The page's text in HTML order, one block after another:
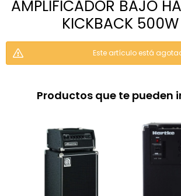
AMPLIFICADOR BAJO
KICKBACK 500W
Este artículo está
Productos que te pueden